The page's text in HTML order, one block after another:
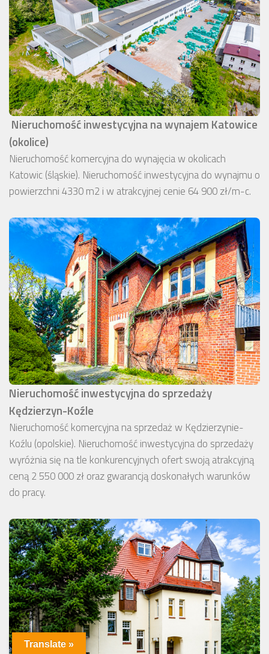
Nieruchomość inwestycyjna na wynajem Katowice
(okolice)
Nieruchomość komercyjna do wynajęcia w okolicach
Katowic (śląskie). Nieruchomość inwestycyjna do wynajmu o
powierzchni 4330 m2 i w atrakcyjnej cenie 64 900 zł/m-c.
Nieruchomość inwestycyjna do sprzedaży
Kędzierzyn-Koźle
Nieruchomość komercyjna na sprzedaż w Kędzierzynie-
Koźlu (opolskie). Nieruchomość inwestycyjna do sprzedaży
wyróżnia się na tle konkurencyjnych ofert swoją atrakcyjną
ceną 2 550 000 zł oraz gwarancją doskonałych warunków
do pracy.
Translate »